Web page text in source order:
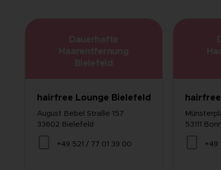
hairfree Lounge Bielefeld
August Bebel Straße 157
33602 Bielefeld
+49 521 / 77 01 39 00
53111
+49